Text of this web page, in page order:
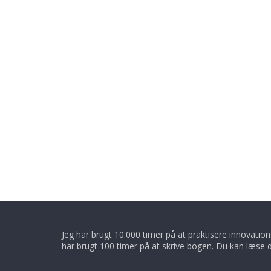
Jeg har brugt 10.000 timer på at praktisere
har brugt 100 timer på at skrive bogen. Du kan læse